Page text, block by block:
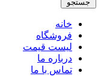
جستجو
خانه
فروشگاه
لیست قیمت
درباره ما
تماس با ما